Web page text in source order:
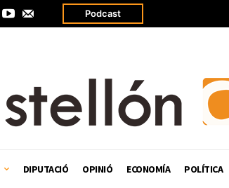
Podcast
DIPUTACIÓ OPINIÓ ECONOMÍA POLÍTICA